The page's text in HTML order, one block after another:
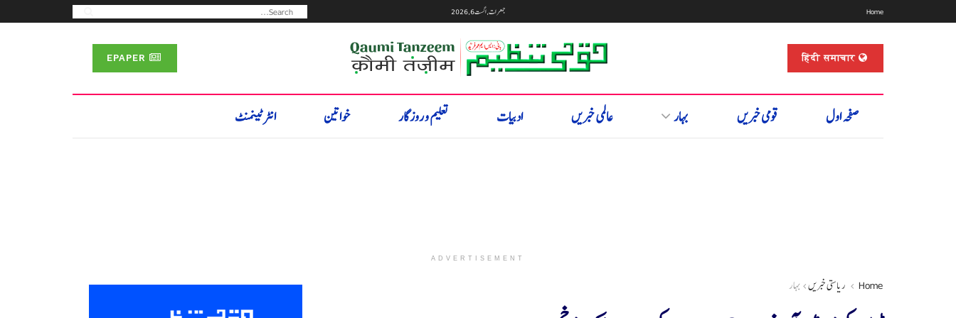
Home جمعرات, اگست 6, 2026
हिंदी समाचार
صفحہ اول قومی خبریں بہار عالمی خبریں ادبیات تعلیم و روزگار خواتین انٹرٹینمنٹ
ADVERTISEMENT
Home ریاستی خبریں بہار